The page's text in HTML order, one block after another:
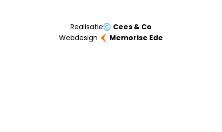
Realisatie
Cees & Co
Webdesign
Memorise Ede